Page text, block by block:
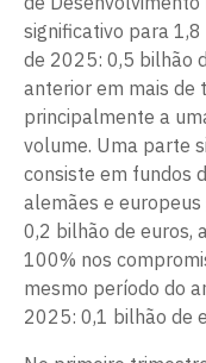
significativo para
de 2025: 0,5 bilhão
anterior em mais de
principalmente a
volume. Uma parte
consiste em fundos
alemães e
0,2 bilhão de euros,
100% nos
mesmo período do
2025: 0,1 bilhão de